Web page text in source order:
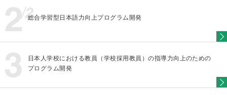
総合学習型日本語力向上プログラム開発
日本人学校における教員（学校採用教員）の指導力向上のための
プログラム開発